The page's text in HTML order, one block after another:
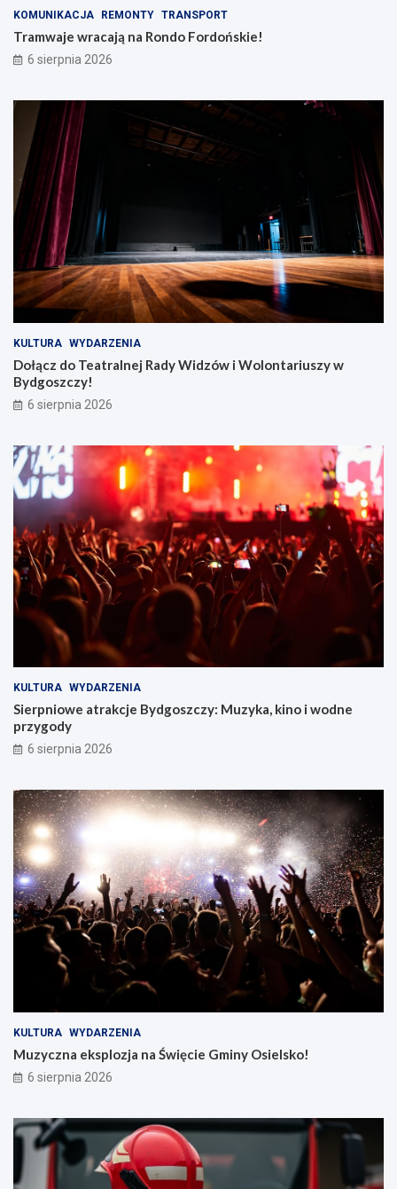
o
F
o
r
o
e
!
y
W
i
d
ó
o
n
r
i
u
s
z
w
B
y
o
s
z
c
z
y
!
KOMUNIKACJA REMONTY TRANSPORT
Tramwaje wracają na Rondo Fordońskie!
6 sierpnia 2026
KULTURA WYDARZENIA
Dołącz do Teatralnej Rady Widzów i Wolontariuszy w
Bydgoszczy!
6 sierpnia 2026
KULTURA WYDARZENIA
Sierpniowe atrakcje Bydgoszczy: Muzyka, kino i wodne
przygody
6 sierpnia 2026
KULTURA WYDARZENIA
Muzyczna eksplozja na Święcie Gminy Osielsko!
6 sierpnia 2026